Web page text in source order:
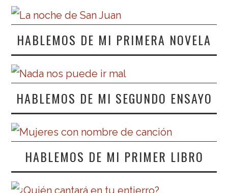
HABLEMOS DE MI PRIMERA NOVELA
HABLEMOS DE MI SEGUNDO ENSAYO
HABLEMOS DE MI PRIMER LIBRO